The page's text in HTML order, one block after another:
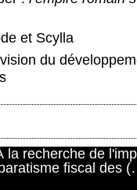
féminine et
d’emploi des
en vue d’y
a mis en lumière
à la pénurie, que
le travail dans
de révolution
et Scylla
du